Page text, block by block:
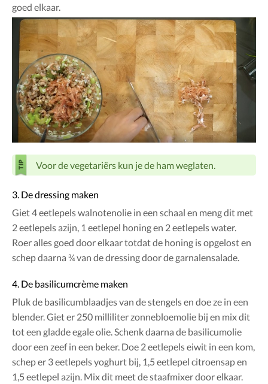
goed elkaar.
Voor de vegetariërs kun je de ham weglaten.
3. De dressing maken
Giet 4 eetlepels walnotenolie in een schaal en meng dit met
2 eetlepels azijn, 1 eetlepel honing en 2 eetlepels water.
Roer alles goed door elkaar totdat de honing is opgelost en
schep daarna ¾ van de dressing door de garnalensalade.
4. De basilicumcrème maken
Pluk de basilicumblaadjes van de stengels en doe ze in een
blender. Giet er 250 milliliter zonnebloemolie bij en mix dit
tot een gladde egale olie. Schenk daarna de basilicumolie
door een zeef in een beker. Doe 2 eetlepels eiwit in een kom,
schep er 3 eetlepels yoghurt bij, 1,5 eetlepel citroensap en
1,5 eetlepel azijn. Mix dit meet de staafmixer door elkaar.